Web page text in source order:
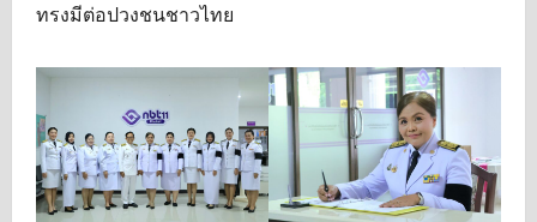
ทรงมีต่อปวงชนชาวไทย